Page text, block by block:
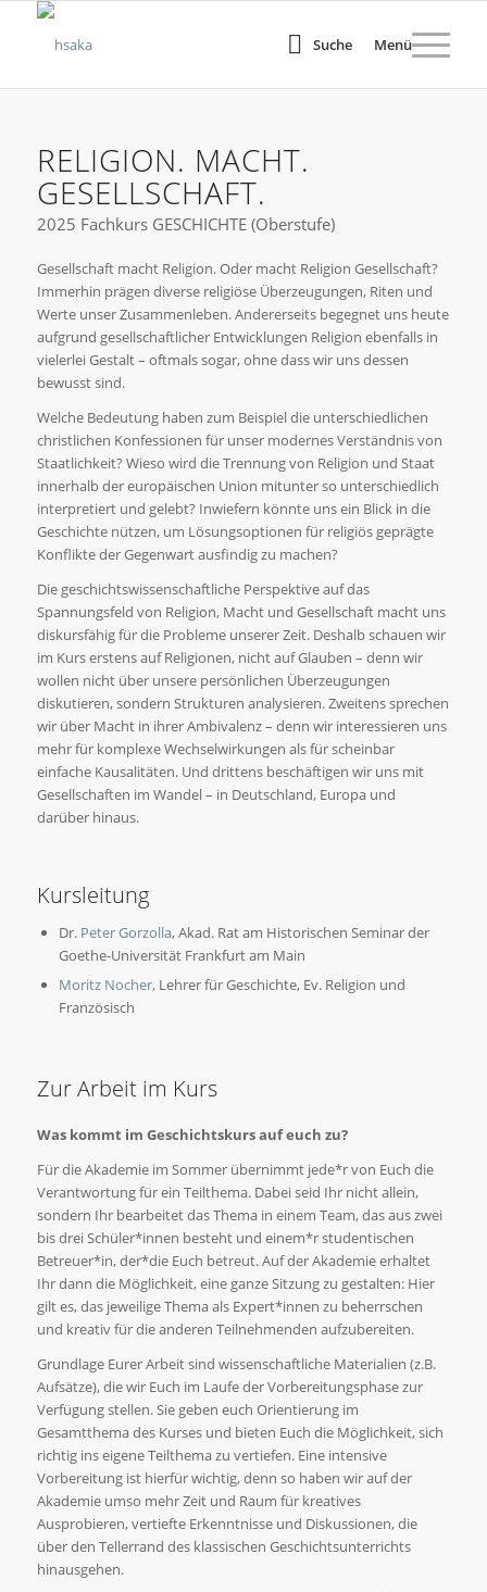
Suche Menü
RELIGION. MACHT.
GESELLSCHAFT.
2025 Fachkurs GESCHICHTE (Oberstufe)
Gesellschaft macht Religion. Oder macht Religion Gesellschaft?
Immerhin prägen diverse religiöse Überzeugungen, Riten und
Werte unser Zusammenleben. Andererseits begegnet uns heute
aufgrund gesellschaftlicher Entwicklungen Religion ebenfalls in
vielerlei Gestalt – oftmals sogar, ohne dass wir uns dessen
bewusst sind.
Welche Bedeutung haben zum Beispiel die unterschiedlichen
christlichen Konfessionen für unser modernes Verständnis von
Staatlichkeit? Wieso wird die Trennung von Religion und Staat
innerhalb der europäischen Union mitunter so unterschiedlich
interpretiert und gelebt? Inwiefern könnte uns ein Blick in die
Geschichte nützen, um Lösungsoptionen für religiös geprägte
Konflikte der Gegenwart ausfindig zu machen?
Die geschichtswissenschaftliche Perspektive auf das
Spannungsfeld von Religion, Macht und Gesellschaft macht uns
diskursfähig für die Probleme unserer Zeit. Deshalb schauen wir
im Kurs erstens auf Religionen, nicht auf Glauben – denn wir
wollen nicht über unsere persönlichen Überzeugungen
diskutieren, sondern Strukturen analysieren. Zweitens sprechen
wir über Macht in ihrer Ambivalenz – denn wir interessieren uns
mehr für komplexe Wechselwirkungen als für scheinbar
einfache Kausalitäten. Und drittens beschäftigen wir uns mit
Gesellschaften im Wandel – in Deutschland, Europa und
darüber hinaus.
Kursleitung
Dr. Peter Gorzolla, Akad. Rat am Historischen Seminar der
Goethe-Universität Frankfurt am Main
Moritz Nocher, Lehrer für Geschichte, Ev. Religion und
Französisch
Zur Arbeit im Kurs
Was kommt im Geschichtskurs auf euch zu?
Für die Akademie im Sommer übernimmt jede*r von Euch die
Verantwortung für ein Teilthema. Dabei seid Ihr nicht allein,
sondern Ihr bearbeitet das Thema in einem Team, das aus zwei
bis drei Schüler*innen besteht und einem*r studentischen
Betreuer*in, der*die Euch betreut. Auf der Akademie erhaltet
Ihr dann die Möglichkeit, eine ganze Sitzung zu gestalten: Hier
gilt es, das jeweilige Thema als Expert*innen zu beherrschen
und kreativ für die anderen Teilnehmenden aufzubereiten.
Grundlage Eurer Arbeit sind wissenschaftliche Materialien (z.B.
Aufsätze), die wir Euch im Laufe der Vorbereitungsphase zur
Verfügung stellen. Sie geben euch Orientierung im
Gesamtthema des Kurses und bieten Euch die Möglichkeit, sich
richtig ins eigene Teilthema zu vertiefen. Eine intensive
Vorbereitung ist hierfür wichtig, denn so haben wir auf der
Akademie umso mehr Zeit und Raum für kreatives
Ausprobieren, vertiefte Erkenntnisse und Diskussionen, die
über den Tellerrand des klassischen Geschichtsunterrichts
hinausgehen.